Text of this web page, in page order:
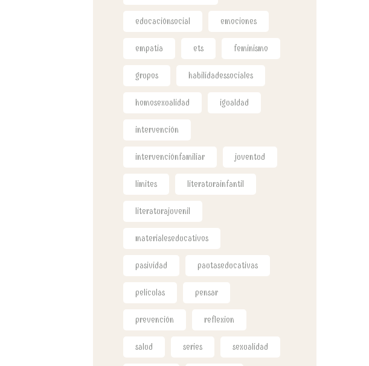
educaciónsocial emociones
empatia ets feminismo
grupos habilidadessociales
homosexualidad igualdad
intervención
intervenciónfamiliar juventud
limites literaturainfantil
literaturajuvenil
materialeseducativos
pasividad pautaseducativas
peliculas pensar
prevención reflexion
salud series sexualidad